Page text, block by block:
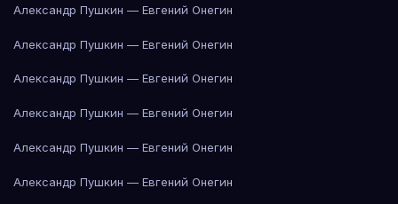
Александр Пушкин — Евгений Онегин
Александр Пушкин — Евгений Онегин
Александр Пушкин — Евгений Онегин
Александр Пушкин — Евгений Онегин
Александр Пушкин — Евгений Онегин
Александр Пушкин — Евгений Онегин